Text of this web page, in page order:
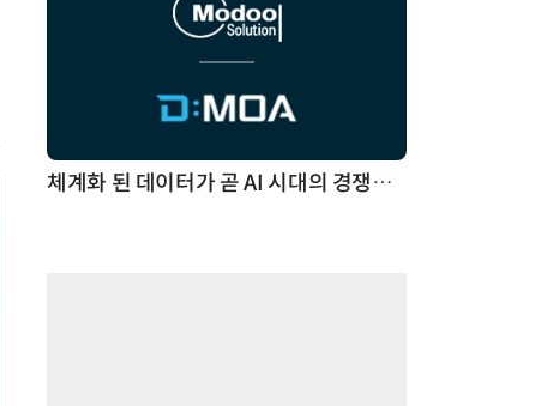
체계화 된 데이터가 곧 AI 시대의 경쟁력이다